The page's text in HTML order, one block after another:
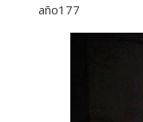
año177